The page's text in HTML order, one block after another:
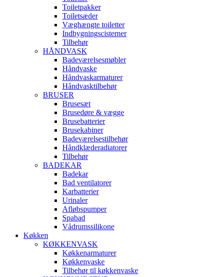
Toiletpakker
Toiletsæder
Væghængte toiletter
Indbygningscisterner
Tilbehør
HÅNDVASK
Badeværelsesmøbler
Håndvaske
Håndvaskarmaturer
Håndvasktilbehør
BRUSER
Brusesæt
Brusedøre & vægge
Brusebatterier
Brusekabiner
Badeværelsestilbehør
Håndklæderadiatorer
Tilbehør
BADEKAR
Badekar
Bad ventilatorer
Karbatterier
Urinaler
Afløbspumper
Spabad
Vådrumssilikone
Køkken
KØKKENVASK
Køkkenarmaturer
Køkkenvaske
Tilbehør til køkkenvaske